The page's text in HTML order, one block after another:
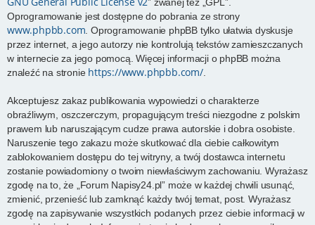
Oprogramowanie jest dostępne do pobrania ze strony
www.phpbb.com . Oprogramowanie phpBB tylko ułatwia dyskusje
przez internet, a jego autorzy nie kontrolują tekstów zamieszczanych
w internecie za jego pomocą. Więcej informacji o phpBB można
znaleźć na stronie https://www.phpbb.com/.
Akceptujesz zakaz publikowania wypowiedzi o charakterze
obraźliwym, oszczerczym, propagującym treści niezgodne z polskim
prawem lub naruszającym cudze prawa autorskie i dobra osobiste.
Naruszenie tego zakazu może skutkować dla ciebie całkowitym
zablokowaniem dostępu do tej witryny, a twój dostawca internetu
zostanie powiadomiony o twoim niewłaściwym zachowaniu. Wyrażasz
zgodę na to, że „Forum Napisy24.pl” może w każdej chwili usunąć,
zmienić, przenieść lub zamknąć każdy twój temat, post. Wyrażasz
zgodę na zapisywanie wszystkich podanych przez ciebie informacji w